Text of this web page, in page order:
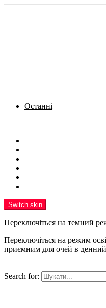
Останні
Switch skin
Переключіться на темний
Переключіться на режим
приємним для очей в
Search for: